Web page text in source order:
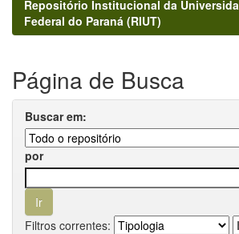
Repositório Institucional da
Federal do Paraná (RIUT)
Página de Busca
Buscar em:
por
Filtros correntes: